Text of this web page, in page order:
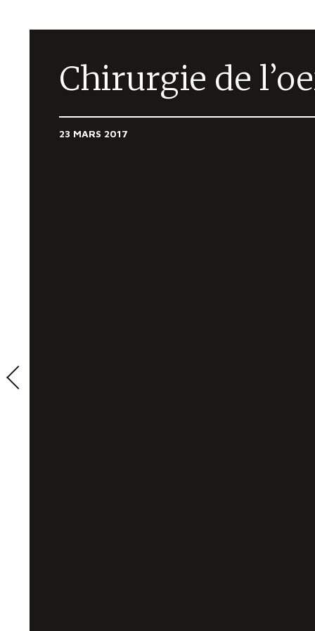
Chirurgie de
23 MARS 2017